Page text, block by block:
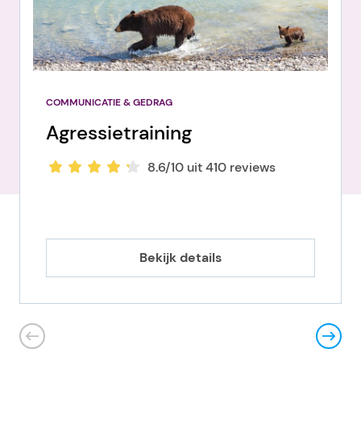
COMMUNICATIE & GEDRAG
Agressietraining
8.6/10 uit 410 reviews
Bekijk details